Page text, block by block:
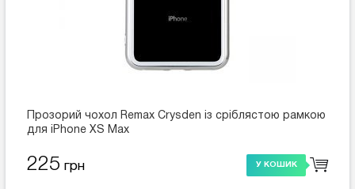
Прозорий чохол Remax Crysden із сріблястою рамкою
для iPhone XS Max
225 грн У КОШИК